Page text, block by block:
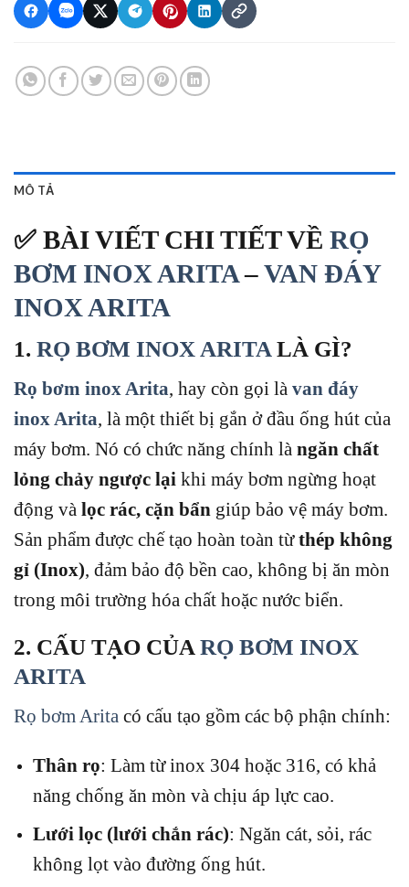
MÔ TẢ
✅ BÀI VIẾT CHI TIẾT VỀ RỌ
BƠM INOX ARITA–VAN ĐÁY
INOX ARITA
1. RỌ BƠM INOX ARITA LÀ GÌ?
Rọ bơm inox Arita, hay còn gọi là van đáy
inox Arita, là một thiết bị gắn ở đầu ống hút của
máy bơm. Nó có chức năng chính là ngăn chất
lỏng chảy ngược lại khi máy bơm ngừng hoạt
động và lọc rác, cặn bẩn giúp bảo vệ máy bơm.
Sản phẩm được chế tạo hoàn toàn từthép không
gỉ (Inox), đảm bảo độ bền cao, không bị ăn mòn
trong môi trường hóa chất hoặc nước biển.
2. CẤU TẠO CỦARỌ BƠM INOX
ARITA
Rọ bơm Arita có cấu tạo gồm các bộ phận chính:
Thân rọ: Làm từ inox 304 hoặc 316, có khả
năng chống ăn mòn và chịu áp lực cao.
Lưới lọc (lưới chắn rác): Ngăn cát, sỏi, rác
không lọt vào đường ống hút.